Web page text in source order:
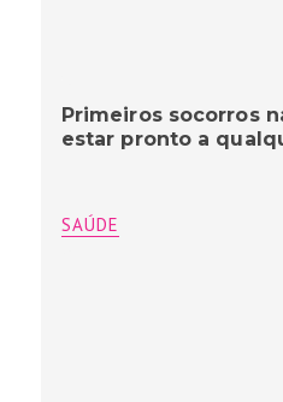
Primeiros socorros
estar pronto a
SAÚDE